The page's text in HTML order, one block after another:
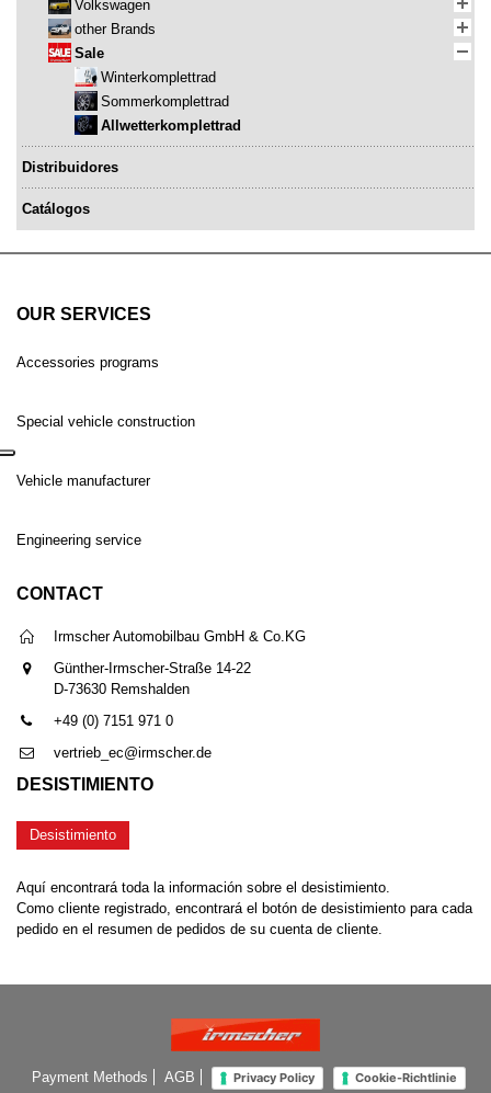
Volkswagen
other Brands
Sale
Winterkomplettrad
Sommerkomplettrad
Allwetterkomplettrad
Distribuidores
Catálogos
OUR SERVICES
Accessories programs
Special vehicle construction
Vehicle manufacturer
Engineering service
CONTACT
Irmscher Automobilbau GmbH & Co.KG
Günther-Irmscher-Straße 14-22
D-73630 Remshalden
+49 (0) 7151 971 0
vertrieb_ec@irmscher.de
DESISTIMIENTO
Desistimiento
Aquí encontrará toda la información sobre el desistimiento.
Como cliente registrado, encontrará el botón de desistimiento para cada
pedido en el resumen de pedidos de su cuenta de cliente.
Payment Methods AGB Privacy Policy Cookie-Richtlinie